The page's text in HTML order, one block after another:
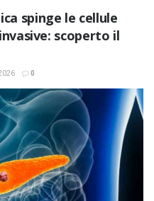
spinge le cellule
scoperto il
0